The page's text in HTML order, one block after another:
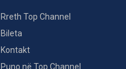
Rreth Top Channel
Bileta
Kontakt
Puno në Top Channel